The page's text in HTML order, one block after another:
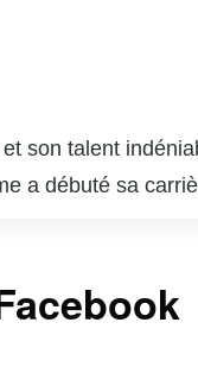
son talent
a débuté sa
public et de la